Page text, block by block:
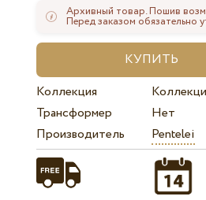
Архивный товар. Пошив
Перед заказом обязательно
Коллекция
Трансформер
Нет
Производитель
Pentelei